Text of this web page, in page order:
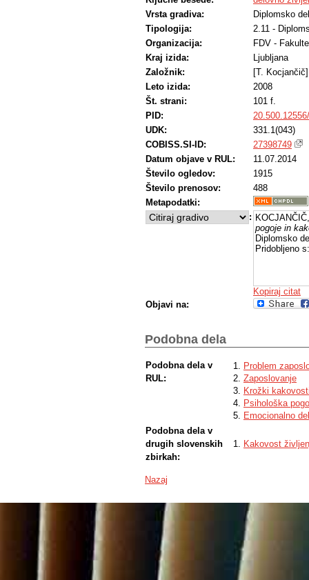
Vrsta gradiva:
Diplomsko
Tipologija:
2.11 -
Organizacija:
FDV -
Kraj izida:
Ljubljana
Založnik:
[T. Kocjančič]
Leto izida:
2008
Št. strani:
101 f.
PID:
UDK:
331.1(043)
COBISS.SI-ID:
27398749
Datum objave v RUL:
11.07.2014
Število ogledov:
1915
Število prenosov:
488
Metapodatki:
:
pogoje in
Diplomsko
Pridobljeno
Kopiraj citat
Objavi na:
Podobna dela
Podobna dela v
RUL:
Problem
Zaposlovanje
Krožki
Psihološka
Emocionalno
Podobna dela v
drugih slovenskih
zbirkah:
Kakovost
Nazaj